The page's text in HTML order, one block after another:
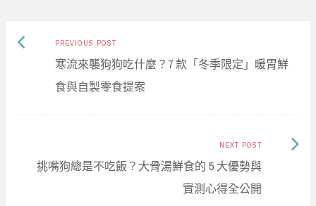
Post
navigation
PREVIOUS POSTPrevious
post:
寒流來襲狗狗吃什麼？7 款「冬季限定」暖胃鮮
食與自製零食提案
NEXT POST
挑嘴狗總是不吃飯？大骨湯鮮食的 5 大優勢與
實測心得全公開
Next